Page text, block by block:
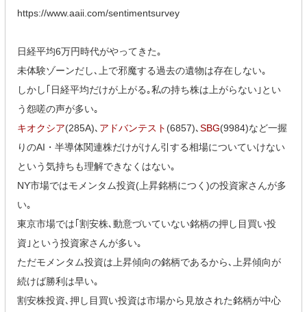
https://www.aaii.com/sentimentsurvey
日経平均6万円時代がやってきた｡
未体験ゾーンだし､上で邪魔する過去の遺物は存在しない｡
しかし｢日経平均だけが上がる｡私の持ち株は上がらない｣とい
う怨嗟の声が多い｡
キオクシア(285A)､ アドバンテスト (6857)､SBG(9984)など一握
りのAI・半導体関連株だけがけん引する相場についていけない
という気持ちも理解できなくはない｡
NY市場ではモメンタム投資(上昇銘柄につく)の投資家さんが多
い｡
東京市場では｢割安株､動意づいていない銘柄の押し目買い投
資｣という投資家さんが多い｡
ただモメンタム投資は上昇傾向の銘柄であるから､上昇傾向が
続けば勝利は早い｡
割安株投資､押し目買い投資は市場から見放された銘柄が中心